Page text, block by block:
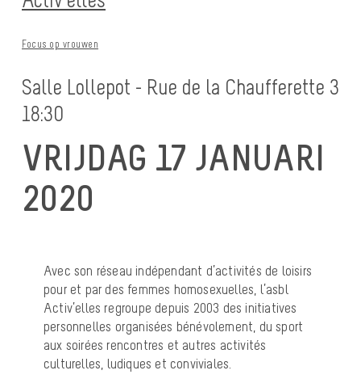
Focus op vrouwen
Salle Lollepot - Rue de la Chaufferette 3
18:30
VRIJDAG 17 JANUARI
2020
Avec son réseau indépendant d’activités de loisirs
pour et par des femmes homosexuelles, l’asbl
Activ’elles regroupe depuis 2003 des initiatives
personnelles organisées bénévolement, du sport
aux soirées rencontres et autres activités
culturelles, ludiques et conviviales.